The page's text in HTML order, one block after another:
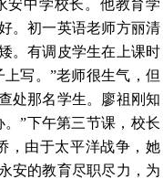
安中学校长。他教育学
。初一英语老师方丽清
。有调皮学生在上课时
写。”老师很生气，但
处那名学生。廖祖刚知
”下午第三节课，校长
，由于太平洋战争，她
安的教育尽职尽力，为